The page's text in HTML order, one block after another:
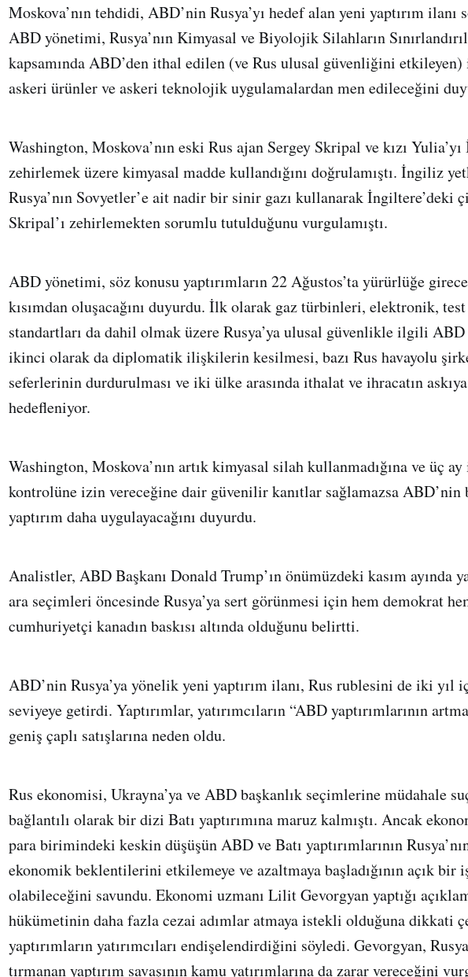
Moskova’nın tehdidi, ABD’nin Rusya’yı hedef alan yeni yaptırım ilanı
ABD yönetimi, Rusya’nın Kimyasal ve Biyolojik Silahların
kapsamında ABD’den ithal edilen (ve Rus ulusal güvenliğini
askeri ürünler ve askeri teknolojik uygulamalardan men edileceğini
Washington, Moskova’nın eski Rus ajan Sergey Skripal ve kızı
zehirlemek üzere kimyasal madde kullandığını doğrulamıştı. İngiliz
Rusya’nın Sovyetler’e ait nadir bir sinir gazı kullanarak İngiltere’deki
Skripal’ı zehirlemekten sorumlu tutulduğunu vurgulamıştı.
ABD yönetimi, söz konusu yaptırımların 22 Ağustos’ta yürürlüğe
kısımdan oluşacağını duyurdu. İlk olarak gaz türbinleri, elektronik,
standartları da dahil olmak üzere Rusya’ya ulusal güvenlikle ilgili
ikinci olarak da diplomatik ilişkilerin kesilmesi, bazı Rus havayolu
seferlerinin durdurulması ve iki ülke arasında ithalat ve ihracatın askıya
hedefleniyor.
Washington, Moskova’nın artık kimyasal silah kullanmadığına ve üç
kontrolüne izin vereceğine dair güvenilir kanıtlar sağlamazsa
yaptırım daha uygulayacağını duyurdu.
Analistler, ABD Başkanı Donald Trump’ın önümüzdeki kasım ayında
ara seçimleri öncesinde Rusya’ya sert görünmesi için hem demokrat
cumhuriyetçi kanadın baskısı altında olduğunu belirtti.
ABD’nin Rusya’ya yönelik yeni yaptırım ilanı, Rus rublesini de iki yıl
seviyeye getirdi. Yaptırımlar, yatırımcıların “ABD yaptırımlarının
geniş çaplı satışlarına neden oldu.
Rus ekonomisi, Ukrayna’ya ve ABD başkanlık seçimlerine müdahale
bağlantılı olarak bir dizi Batı yaptırımına maruz kalmıştı. Ancak
para birimindeki keskin düşüşün ABD ve Batı yaptırımlarının
ekonomik beklentilerini etkilemeye ve azaltmaya başladığının açık bir
olabileceğini savundu. Ekonomi uzmanı Lilit Gevorgyan yaptığı
hükümetinin daha fazla cezai adımlar atmaya istekli olduğuna dikkati
yaptırımların yatırımcıları endişelendirdiğini söyledi. Gevorgyan,
tırmanan yaptırım savaşının kamu yatırımlarına da zarar vereceğini